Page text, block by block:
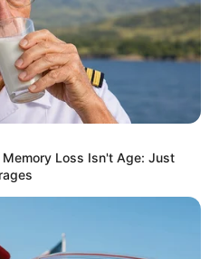
Loss Isn't Age: Just